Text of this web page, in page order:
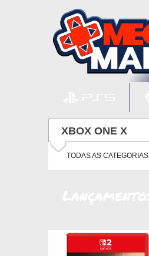
XBOX ONE X
TODAS AS CATEGORIAS